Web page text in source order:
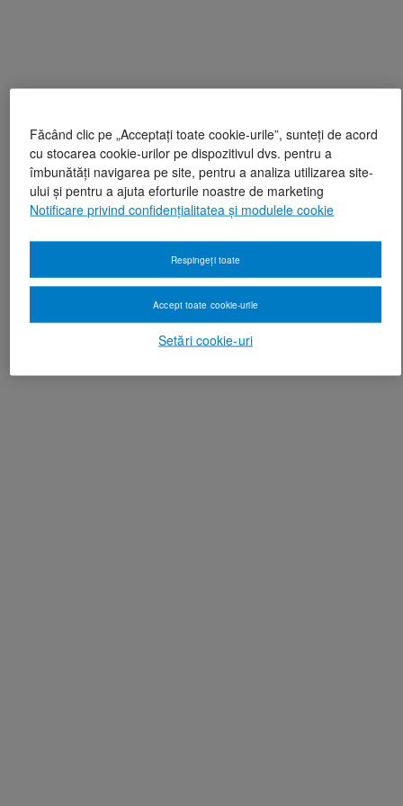
Făcând clic pe „Acceptați toate cookie-urile”, sunteți de acord
cu stocarea cookie-urilor pe dispozitivul dvs. pentru a
îmbunătăți navigarea pe site, pentru a analiza utilizarea site-
ului și pentru a ajuta eforturile noastre de marketing
Notificare privind confidențialitatea și modulele cookie
Setări cookie-uri
Respingeți toate
Accept toate cookie-urile